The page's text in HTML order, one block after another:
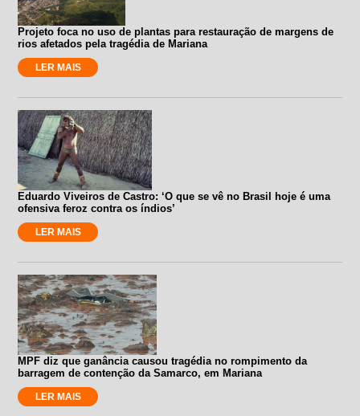
Projeto foca no uso de plantas para restauração de margens de
rios afetados pela tragédia de Mariana
LER MAIS
Eduardo Viveiros de Castro: ‘O que se vê no Brasil hoje é uma
ofensiva feroz contra os índios’
LER MAIS
MPF diz que ganância causou tragédia no rompimento da
barragem de contenção da Samarco, em Mariana
LER MAIS